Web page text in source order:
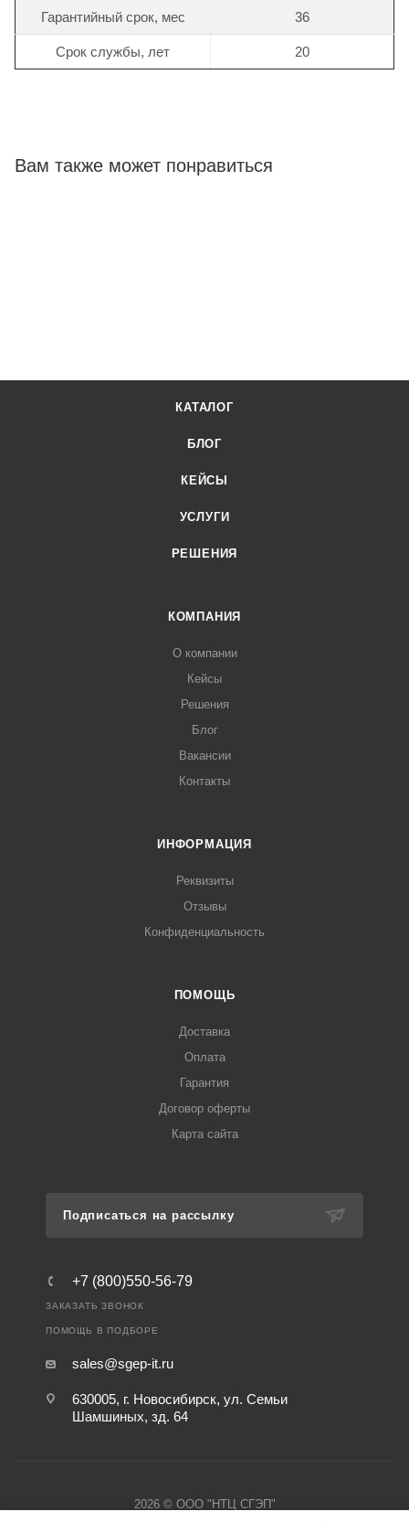
Гарантийный срок, мес 36
Срок службы, лет 20
Вам также может понравиться
КАТАЛОГ
БЛОГ
КЕЙСЫ
УСЛУГИ
РЕШЕНИЯ
КОМПАНИЯ
О компании
Кейсы
Решения
Блог
Вакансии
Контакты
ИНФОРМАЦИЯ
Реквизиты
Отзывы
Конфиденциальность
ПОМОЩЬ
Доставка
Оплата
Гарантия
Договор оферты
Карта сайта
Подписаться на рассылку
+7 (800)550-56-79
ЗАКАЗАТЬ ЗВОНОК
ПОМОЩЬ В ПОДБОРЕ
sales@sgep-it.ru
630005, г. Новосибирск, ул. Семьи
Шамшиных, зд. 64
2026 © ООО "НТЦ СГЭП"